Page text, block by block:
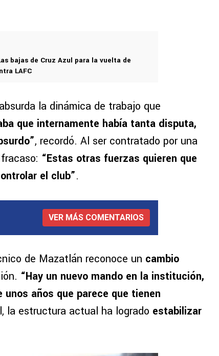
bajas de Cruz Azul para la vuelta de
LAFC
la dinámica de trabajo que
que internamente había tanta disputa,
, recordó. Al ser contratado por una
“Estas otras fuerzas quieren que
el club”.
VER MÁS COMENTARIOS
de Mazatlán reconoce un cambio
“Hay un nuevo mando en la institución,
años que parece que tienen
la estructura actual ha logrado estabilizar